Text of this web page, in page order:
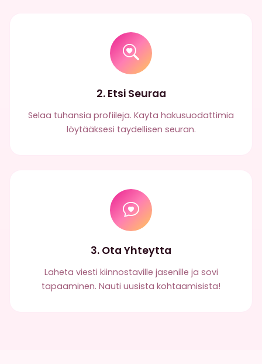
2. Etsi Seuraa
Selaa tuhansia profiileja. Kayta hakusuodattimia
löytääksesi taydellisen seuran.
3. Ota Yhteytta
Laheta viesti kiinnostaville jasenille ja sovi
tapaaminen. Nauti uusista kohtaamisista!